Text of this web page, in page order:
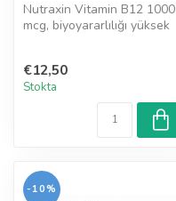
Nutraxin Vitamin B12 1000
mcg, biyoyararlılığı yüksek
€12,50
Stokta
-10%